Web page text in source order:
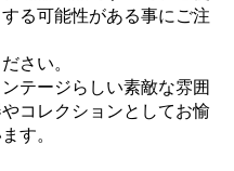
る可能性がある事にご注
さい。
テージらしい素敵な雰囲
コレクションとしてお愉
す。